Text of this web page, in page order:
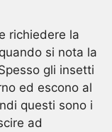
richiedere la
si nota la
gli insetti
ed escono al
questi sono i
ad